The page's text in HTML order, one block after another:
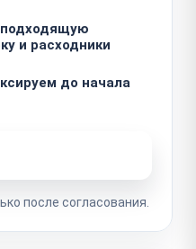
и расходники
до начала
после согласования.